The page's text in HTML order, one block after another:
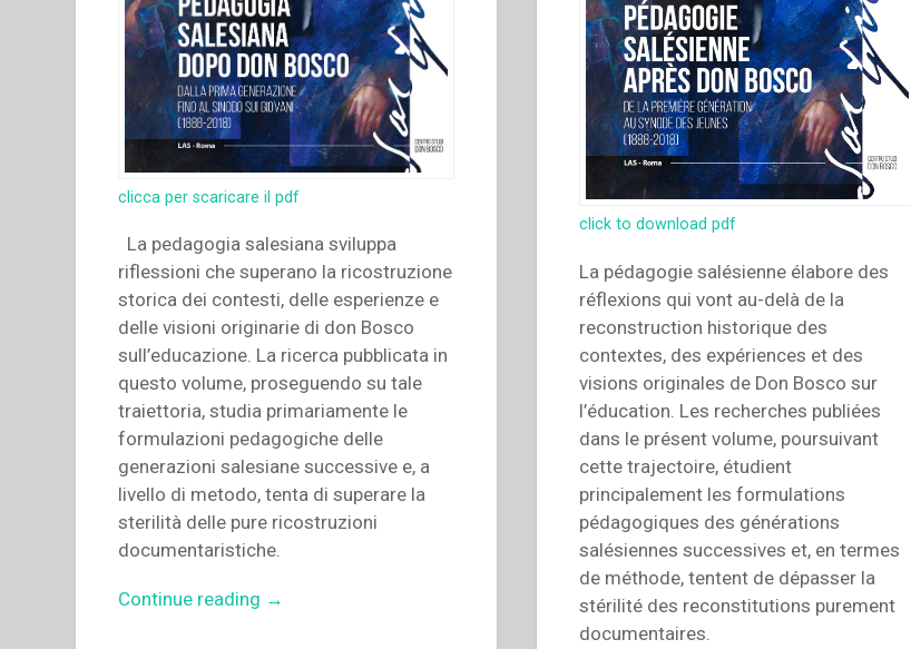
clicca per scaricare il pdf
La pedagogia salesiana sviluppa
riflessioni che superano la ricostruzione
storica dei contesti, delle esperienze e
delle visioni originarie di don Bosco
sull’educazione. La ricerca pubblicata in
questo volume, proseguendo su tale
traiettoria, studia primariamente le
formulazioni pedagogiche delle
generazioni salesiane successive e, a
livello di metodo, tenta di superare la
sterilità delle pure ricostruzioni
documentaristiche.
Continue reading “Michal
→
click to download pdf
La pédagogie salésienne élabore des
réflexions qui vont au-delà de la
reconstruction historique des
contextes, des expériences et des
visions originales de Don Bosco sur
l’éducation. Les recherches publiées
dans le présent volume, poursuivant
cette trajectoire, étudient
principalement les formulations
pédagogiques des générations
salésiennes successives et, en termes
de méthode, tentent de dépasser la
stérilité des reconstitutions purement
documentaires.